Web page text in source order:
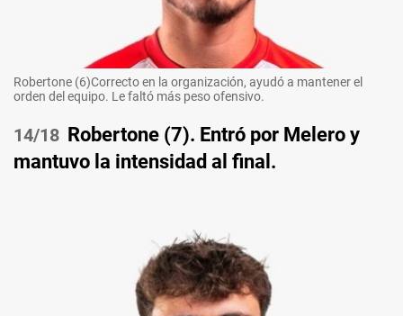
Robertone (6)Correcto en la organización, ayudó a mantener el
orden del equipo. Le faltó más peso ofensivo.
/18 Robertone (7). Entró por Melero y
mantuvo la intensidad al final.